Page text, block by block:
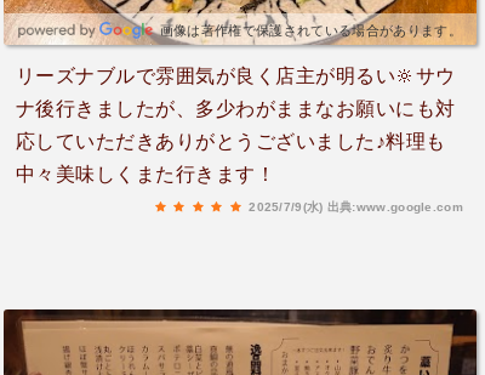
画像は著作権で保護されている場合があります。
リーズナブルで雰囲気が良く店主が明るい🔆サウ
ナ後行きましたが、多少わがままなお願いにも対
応していただきありがとうございました♪料理も
中々美味しくまた行きます！
2025/7/9(水) 出典:www.google.com